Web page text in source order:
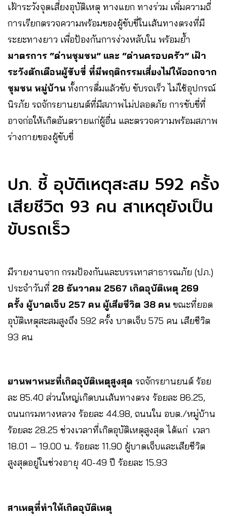
เฝ้าระวังจุดเสี่ยงอุบัติเหตุ ทางแยก ทางร่วม เพิ่มความถี่
การเรียกตรวจความพร้อมของผู้ขับขี่ในเส้นทางตรงที่มี
ระยะทางยาว เพื่อป้องกันการง่วงหลับใน พร้อมย้ำ
มาตรการ “ด่านชุมชน” และ “ด่านครอบครัว” เฝ้า
ระวังตักเตือนผู้ขับขี่ ที่มีพฤติกรรมเสี่ยงไม่ให้ออกจาก
ชุมชน หมู่บ้าน ทั้งการดื่มแล้วขับ ขับรถเร็ว ไม่ใช้อุปกรณ์
นิรภัย รถจักรยานยนต์ที่มีสภาพไม่ปลอดภัย การขับขี่ที่
อาจก่อให้เกิดอันตรายแก่ผู้อื่น และตรวจความพร้อมสภาพ
ร่างกายของผู้ขับขี่
ปภ. ชี้ อุบัติเหตุสะสม 592 ครั้ง
เสียชีวิต 93 คน สาเหตุยังเป็น
ขับรถเร็ว
มีรายงานจาก กรมป้องกันและบรรเทาสาธารณภัย (ปภ.)
ประจำวันที่ 28 ธันวาคม 2567 เกิดอุบัติเหตุ 269
ครั้ง ผู้บาดเจ็บ 257 คน ผู้เสียชีวิต 38 คน ขณะที่ยอด
อุบัติเหตุสะสมสูงถึง 592 ครั้ง บาดเจ็บ 575 คน เสียชีวิต
93 คน
ยานพาหนะที่เกิดอุบัติเหตุสูงสุด รถจักรยานยนต์ ร้อย
ละ 85.40 ส่วนใหญ่เกิดบนเส้นทางตรง ร้อยละ 86.25,
ถนนกรมทางหลวง ร้อยละ 44.98, ถนนใน อบต./หมู่บ้าน
ร้อยละ 28.25 ช่วงเวลาที่เกิดอุบัติเหตุสูงสุด ได้แก่ เวลา
18.01 – 19.00 น. ร้อยละ 11.90 ผู้บาดเจ็บและเสียชีวิต
สูงสุดอยู่ในช่วงอายุ 40-49 ปี ร้อยละ 15.93
สาเหตุที่ทำให้เกิดอุบัติเหตุ